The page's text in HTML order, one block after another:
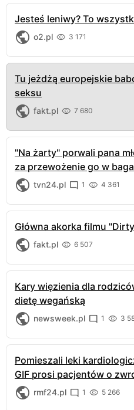
Jesteś leniwy? To
o2.pl 3 171
Tu jeżdżą europejskie
seksu
fakt.pl 7 680
"Na żarty" porwali pana
za przewożenie go w
tvn24.pl 1 4 361
Główna akorka filmu
fakt.pl 6 507
Kary więzienia dla
dietę wegańską
newsweek.pl 1 3
Pomieszali leki
GIF prosi pacjentów o
rmf24.pl 1 5 266